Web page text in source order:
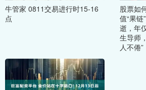
牛管家 0811交易进行时15-16
点
股票如
值“果
逝，年
生导师
人不倦”